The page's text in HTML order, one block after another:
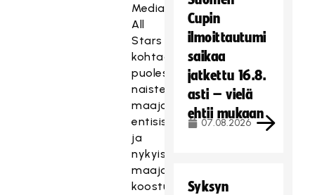
Media
All
Stars
kohtaa
puolestaan
naisten
maajoukkueen
entisistä
ja
nykyisistä
maajoukkuepelaajista
koostuvan
Cupin
ilmoittautumi
saikaa
jatkettu 16.8.
asti – vielä
ehtii mukaan
07.08.2026
Syksyn